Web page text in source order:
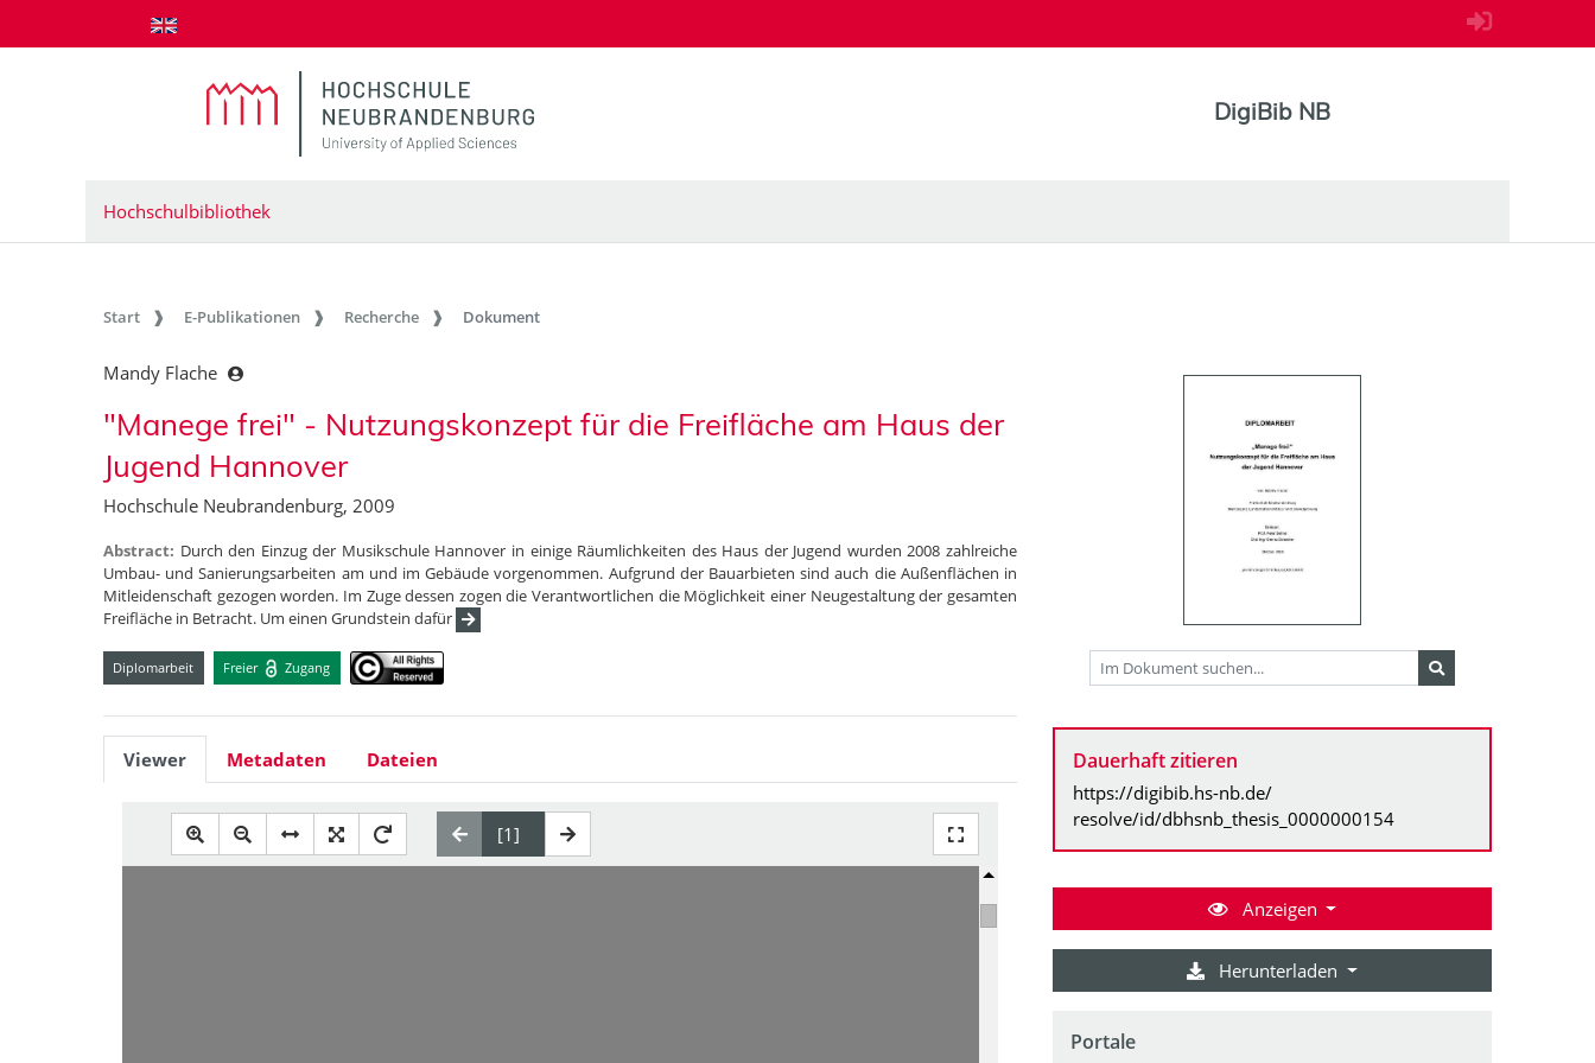
zum Inhalt springen
DigiBib NB
Hochschulbibliothek
Start E-Publikationen Recherche Dokument
Mandy Flache
"Manege frei" - Nutzungskonzept für die Freifläche am Haus der
Jugend Hannover
Hochschule Neubrandenburg, 2009
Abstract: Durch den Einzug der Musikschule Hannover in einige Räumlichkeiten des Haus der Jugend wurden 2008 zahlreiche
Umbau- und Sanierungsarbeiten am und im Gebäude vorgenommen. Aufgrund der Bauarbieten sind auch die Außenflächen in
Mitleidenschaft gezogen worden. Im Zuge dessen zogen die Verantwortlichen die Möglichkeit einer Neugestaltung der gesamten
Freifläche in Betracht. Um einen Grundstein dafür
Diplomarbeit Freier Zugang
Viewer Metadaten Dateien Dauerhaft zitieren
https://digibib.hs-nb.de/
resolve/id/dbhsnb_thesis_0000000154
Anzeigen
Herunterladen
Portale